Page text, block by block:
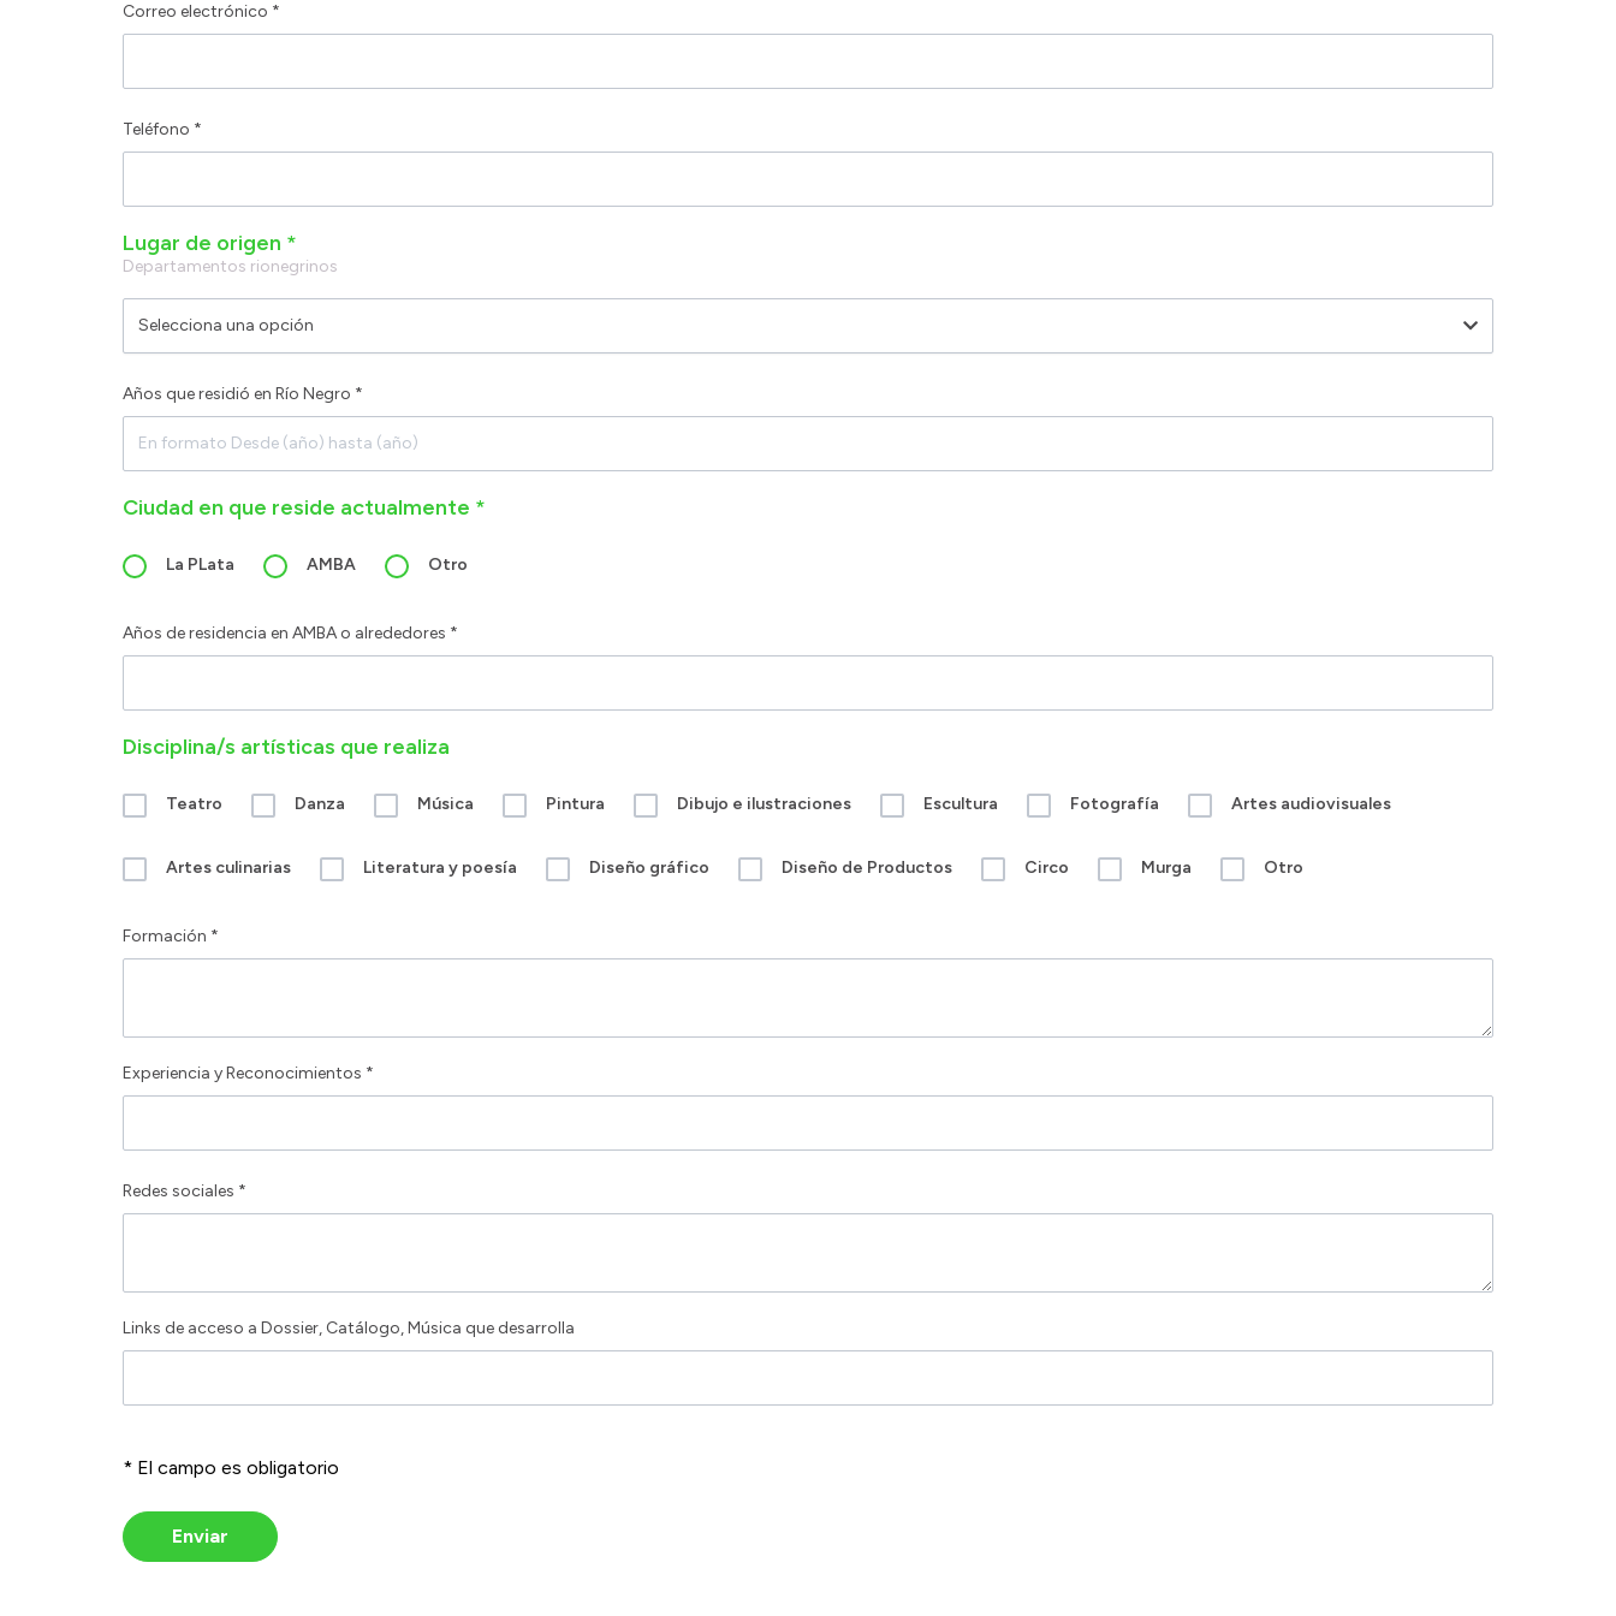
Correo electrónico *
Teléfono *
Lugar de origen *
Departamentos rionegrinos
Selecciona una opción
Años que residió en Río Negro *
Ciudad en que reside actualmente *
La PLata AMBA Otro
Años de residencia en AMBA o alrededores *
Disciplina/s artísticas que realiza
Teatro Danza Música Pintura Dibujo e ilustraciones Escultura Fotografía Artes audiovisuales
Artes culinarias Literatura y poesía Diseño gráfico Diseño de Productos Circo Murga Otro
Formación *
Experiencia y Reconocimientos *
Redes sociales *
Links de acceso a Dossier, Catálogo, Música que desarrolla
* El campo es obligatorio
Enviar